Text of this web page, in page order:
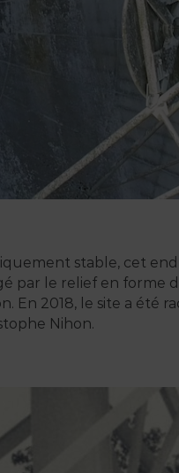
stable, cet
par le relief en forme
En 2018, le site a été
Nihon.